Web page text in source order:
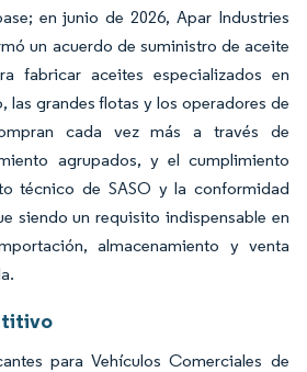
en junio de 2026, Apar Industries
un acuerdo de suministro de aceite
fabricar aceites especializados en
las grandes flotas y los operadores de
cada vez más a través de
agrupados, y el cumplimiento
técnico de SASO y la conformidad
siendo un requisito indispensable en
almacenamiento y venta
para Vehículos Comerciales de